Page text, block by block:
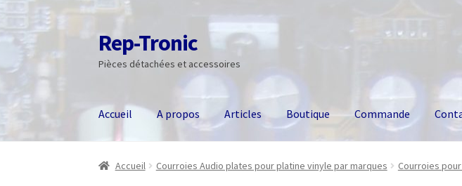
Aller
à
la
Aller
au
contenu
Rep-Tronic
Pièces détachées et accessoires
Accueil A propos Articles Boutique Commande
Accueil Courroies Audio plates pour platine vinyle par marques Courroies